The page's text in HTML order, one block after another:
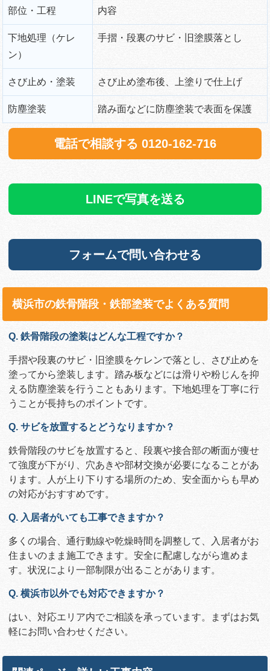
部位・工程 内容
下地処理（ケレ
ン）
手摺・段裏のサビ・旧塗膜落とし
さび止め・塗装 さび止め塗布後、上塗りで仕上げ
防塵塗装 踏み面などに防塵塗装で表面を保護
電話で相談する 0120-162-716
LINEで写真を送る
フォームで問い合わせる
横浜市の鉄骨階段・鉄部塗装でよくある質問
Q. 鉄骨階段の塗装はどんな工程ですか？
手摺や段裏のサビ・旧塗膜をケレンで落とし、さび止めを
塗ってから塗装します。踏み板などには滑りや粉じんを抑
える防塵塗装を行うこともあります。下地処理を丁寧に行
うことが長持ちのポイントです。
Q. サビを放置するとどうなりますか？
鉄骨階段のサビを放置すると、段裏や接合部の断面が痩せ
て強度が下がり、穴あきや部材交換が必要になることがあ
ります。人が上り下りする場所のため、安全面からも早め
の対応がおすすめです。
Q. 入居者がいても工事できますか？
多くの場合、通行動線や乾燥時間を調整して、入居者がお
住まいのまま施工できます。安全に配慮しながら進めま
す。状況により一部制限が出ることがあります。
Q. 横浜市以外でも対応できますか？
はい、対応エリア内でご相談を承っています。まずはお気
軽にお問い合わせください。